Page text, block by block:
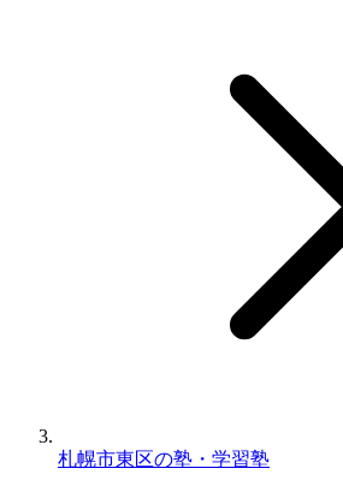
札幌市東区の塾・学習塾